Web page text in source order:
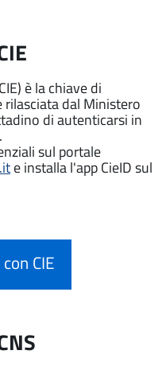
è la chiave di
rilasciata dal Ministero
di autenticarsi in
sul portale
e installa l'app CieID sul
CIE